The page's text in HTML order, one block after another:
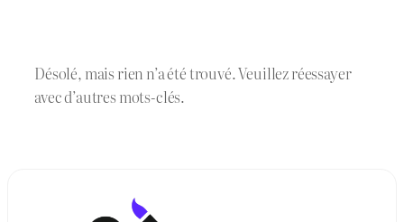
Désolé, mais rien n’a été trouvé. Veuillez réessayer
avec d’autres mots-clés.